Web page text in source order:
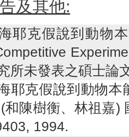
及其他:
海耶克假說到動物
所未發表之碩士論
海耶克假說到動物
和陳樹衡、林祖嘉)
1994.